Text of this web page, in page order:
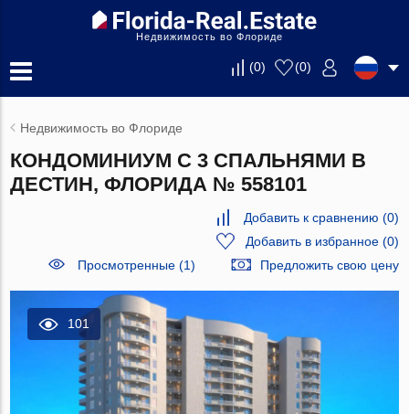
Недвижимость во Флориде
(0) (0)
Недвижимость во Флориде
КОНДОМИНИУМ С 3 СПАЛЬНЯМИ В
ДЕСТИН, ФЛОРИДА № 558101
Добавить к сравнению (0)
Добавить в избранное(0)
Просмотренные (1)
Предложить свою цену
101